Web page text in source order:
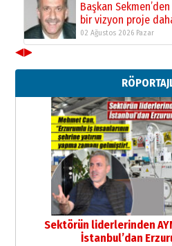
Başkan Sekmen’den
bir vizyon proje
02 Ağustos 2026 Pazar
Erzurumspor’un
29 Haziran 2026 Pazartesi
Kenan GÜLERCİ
Murat Şahsuvaroğlu
çıtayı yukarı
yönetimdekiler
çekmemeli!
17 Şubat 2026 Salı Orhan BOZKURT
Bir fotoğraf, bir
gazeteci… Dizginler
elinde?
◀▶
Sektörün liderlerinden
İstanbul’dan